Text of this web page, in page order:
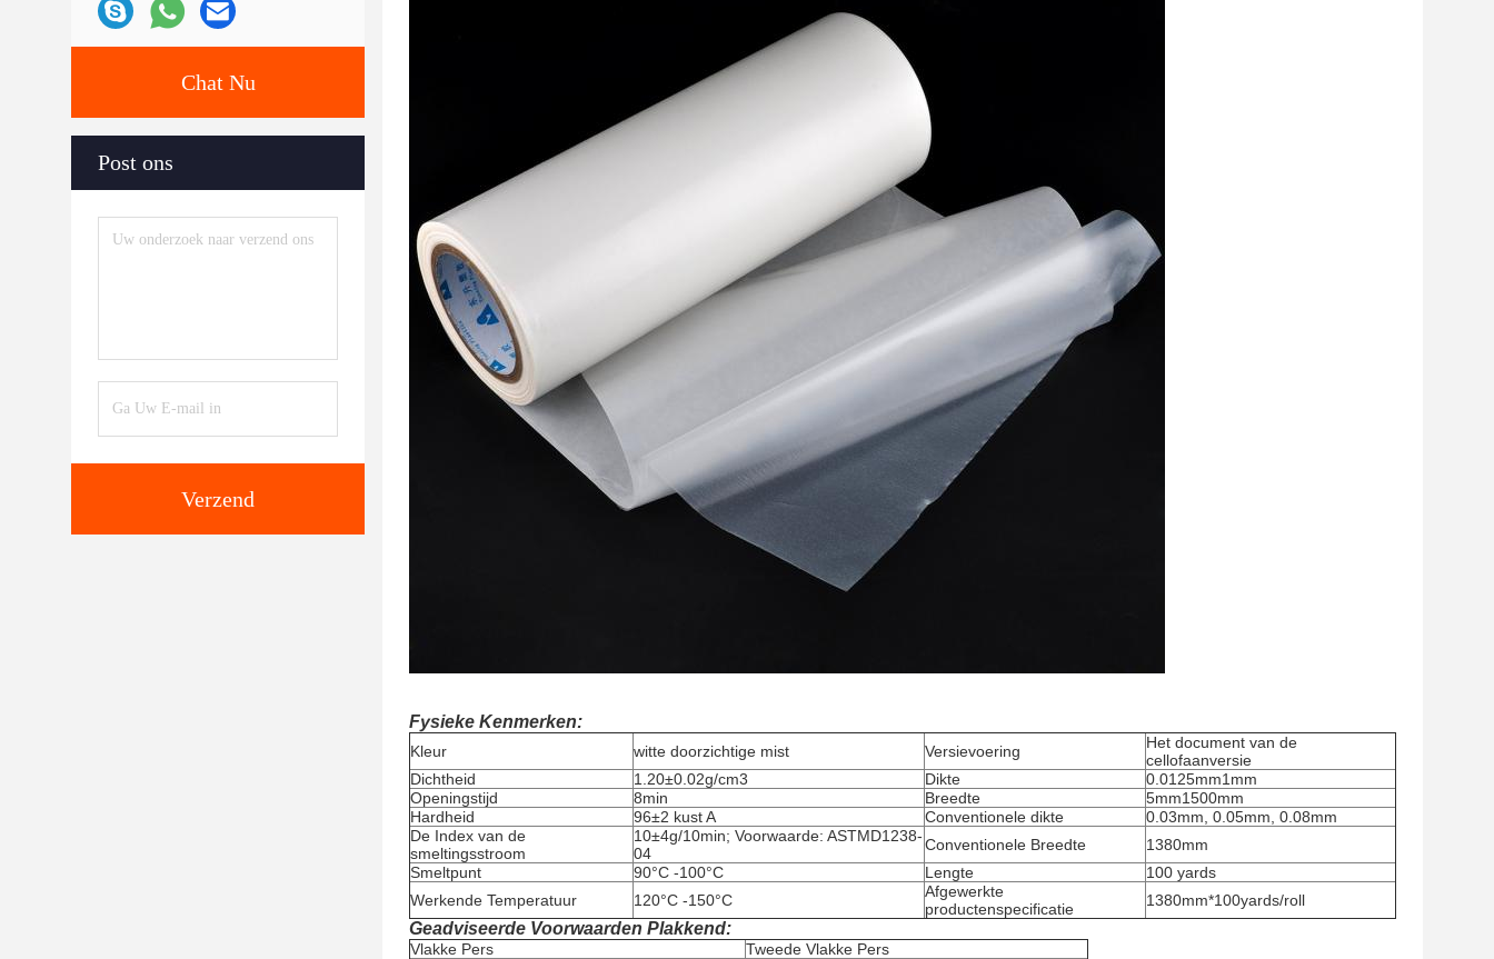
Chat Nu
Post ons
Verzend
Fysieke Kenmerken:
Kleur witte doorzichtige mist Versievoering
Het document van de
cellofaanversie
Dichtheid
1.20±0.02g/cm3 Dikte
0.0125mm1mm
Openingstijd
8min Breedte
5mm1500mm
Hardheid
96±2 kust A Conventionele dikte
0.03mm, 0.05mm, 0.08mm
De Index van de
smeltingsstroom
10±4g/10min; Voorwaarde: ASTMD1238-
04
Conventionele Breedte
1380mm
Smeltpunt
90°C -100°C Lengte
100 yards
Werkende Temperatuur
120°C -150°C
Afgewerkte
productenspecificatie
1380mm*100yards/roll
Geadviseerde Voorwaarden Plakkend:
Vlakke Pers
Tweede Vlakke Pers